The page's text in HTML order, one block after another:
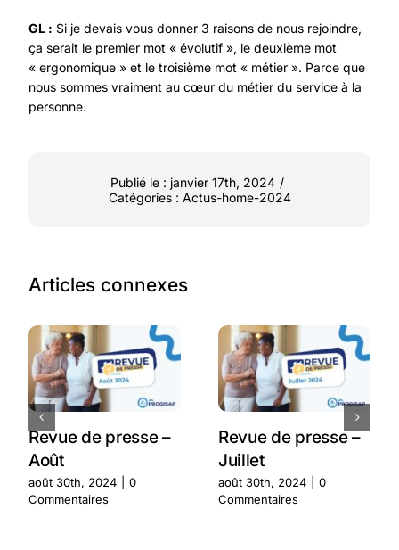
GL : Si je devais vous donner 3 raisons de nous rejoindre,
ça serait le premier mot « évolutif », le deuxième mot
« ergonomique » et le troisième mot « métier ». Parce que
nous sommes vraiment au cœur du métier du service à la
personne.
Publié le : janvier 17th, 2024 /
Catégories : Actus-home-2024
Articles connexes
Revue de presse –
Août
août 30th, 2024
0
Commentaires
Revue de presse –
Juillet
août 30th, 2024
0
Commentaires